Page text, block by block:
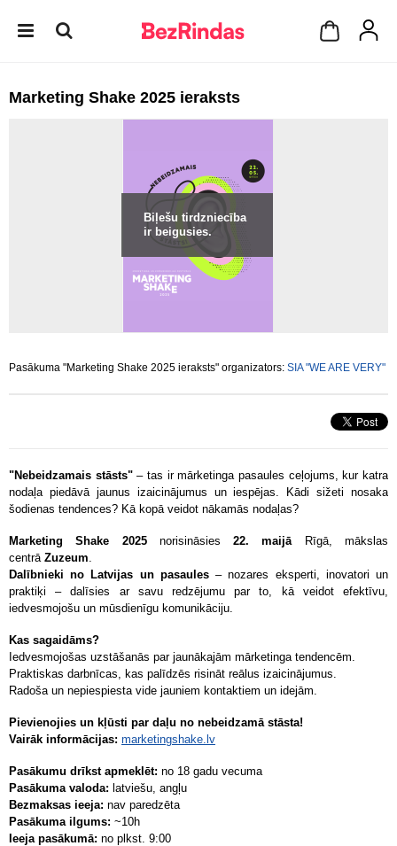
Marketing Shake 2025 ieraksts
Biļešu tirdzniecība
ir beigusies.
Pasākuma "Marketing Shake 2025 ieraksts" organizators: SIA "WE ARE VERY"
"Nebeidzamais stāsts" – tas ir mārketinga pasaules ceļojums, kur katra
nodaļa piedāvā jaunus izaicinājumus un iespējas. Kādi sižeti nosaka
šodienas tendences? Kā kopā veidot nākamās nodaļas?
Marketing Shake 2025 norisināsies 22. maijā
Rīgā, mākslas
centrā Zuzeum.
Dalībnieki no Latvijas un pasaules – nozares eksperti, inovatori un
praktiķi – dalīsies ar savu redzējumu par to, kā veidot efektīvu,
iedvesmojošu un mūsdienīgu komunikāciju.
Kas sagaidāms?
Iedvesmojošas uzstāšanās par jaunākajām mārketinga tendencēm.
Praktiskas darbnīcas, kas palīdzēs risināt reālus izaicinājumus.
Radoša un nepiespiesta vide jauniem kontaktiem un idejām.
Pievienojies un kļūsti par daļu no nebeidzamā stāsta!
Vairāk informācijas: marketingshake.lv
Pasākumu drīkst apmeklēt: no 18 gadu vecuma
Pasākuma valoda: latviešu, angļu
Bezmaksas ieeja: nav paredzēta
Pasākuma ilgums: ~10h
Ieeja pasākumā: no plkst. 9:00